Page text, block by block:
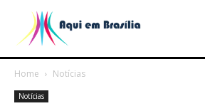
Home Notícias
Notícias